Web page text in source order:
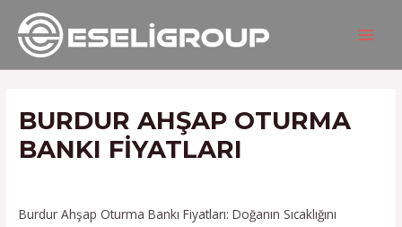
İçeriğe
atla
BURDUR AHŞAP OTURMA
BANKI FIYATLARI
Burdur Ahşap Oturma Bankı Fiyatları: Doğanın Sıcaklığını
Yazı
gezinmesi